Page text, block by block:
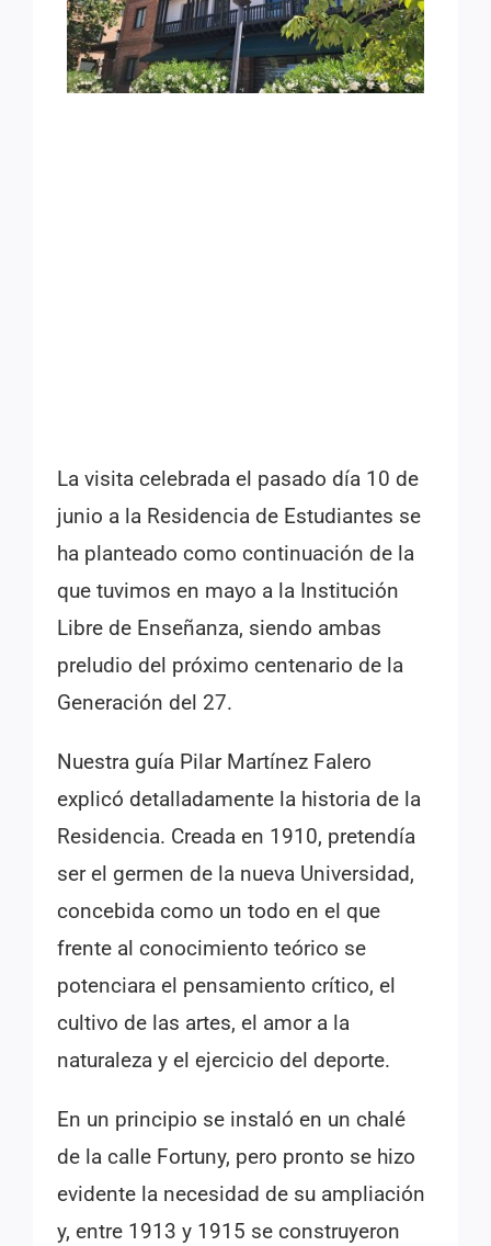
La visita celebrada el pasado día 10 de
junio a la Residencia de Estudiantes se
ha planteado como continuación de la
que tuvimos en mayo a la Institución
Libre de Enseñanza, siendo ambas
preludio del próximo centenario de la
Generación del 27.
Nuestra guía Pilar Martínez Falero
explicó detalladamente la historia de la
Residencia. Creada en 1910, pretendía
ser el germen de la nueva Universidad,
concebida como un todo en el que
frente al conocimiento teórico se
potenciara el pensamiento crítico, el
cultivo de las artes, el amor a la
naturaleza y el ejercicio del deporte.
En un principio se instaló en un chalé
de la calle Fortuny, pero pronto se hizo
evidente la necesidad de su ampliación
y, entre 1913 y 1915 se construyeron